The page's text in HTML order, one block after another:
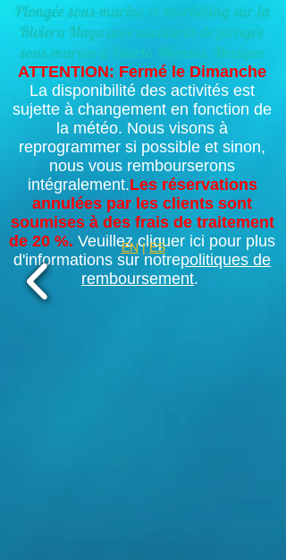
Plongée sous-marine et snorkeling sur la
Riviera Maya avec aventures de plongée
sous-marine à Puerto Morelos, Mexique
ATTENTION: Fermé le Dimanche
La disponibilité des activités est
sujette à changement en fonction de
la météo. Nous visons à
reprogrammer si possible et sinon,
nous vous rembourserons
intégralement.Les réservations
annulées par les clients sont
soumises à des frais de traitement
de 20 %. Veuillez cliquer ici pour plus
d'informations sur notrepolitiques de
remboursement.
EN|ES